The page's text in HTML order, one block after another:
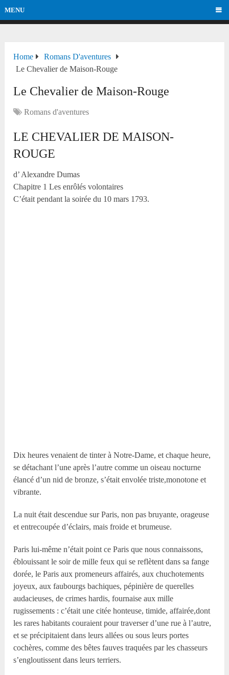
MENU
Home
Romans D'aventures
Le Chevalier de Maison-Rouge
Le Chevalier de Maison-Rouge
Romans d'aventures
LE CHEVALIER DE MAISON-
ROUGE
d’ Alexandre Dumas
Chapitre 1 Les enrôlés volontaires
C’était pendant la soirée du 10 mars 1793.
Dix heures venaient de tinter à Notre-Dame, et chaque heure,
se détachant l’une après l’autre comme un oiseau nocturne
élancé d’un nid de bronze, s’était envolée triste,monotone et
vibrante.
La nuit était descendue sur Paris, non pas bruyante, orageuse
et entrecoupée d’éclairs, mais froide et brumeuse.
Paris lui-même n’était point ce Paris que nous connaissons,
éblouissant le soir de mille feux qui se reflètent dans sa fange
dorée, le Paris aux promeneurs affairés, aux chuchotements
joyeux, aux faubourgs bachiques, pépinière de querelles
audacieuses, de crimes hardis, fournaise aux mille
rugissements : c’était une citée honteuse, timide, affairée,dont
les rares habitants couraient pour traverser d’une rue à l’autre,
et se précipitaient dans leurs allées ou sous leurs portes
cochères, comme des bêtes fauves traquées par les chasseurs
s’engloutissent dans leurs terriers.